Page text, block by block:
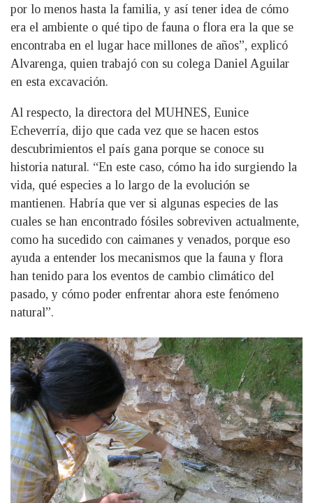
por lo menos hasta la familia, y así tener idea de cómo
era el ambiente o qué tipo de fauna o flora era la que se
encontraba en el lugar hace millones de años”, explicó
Alvarenga, quien trabajó con su colega Daniel Aguilar
en esta excavación.
Al respecto, la directora del MUHNES, Eunice
Echeverría, dijo que cada vez que se hacen estos
descubrimientos el país gana porque se conoce su
historia natural. “En este caso, cómo ha ido surgiendo la
vida, qué especies a lo largo de la evolución se
mantienen. Habría que ver si algunas especies de las
cuales se han encontrado fósiles sobreviven actualmente,
como ha sucedido con caimanes y venados, porque eso
ayuda a entender los mecanismos que la fauna y flora
han tenido para los eventos de cambio climático del
pasado, y cómo poder enfrentar ahora este fenómeno
natural”.